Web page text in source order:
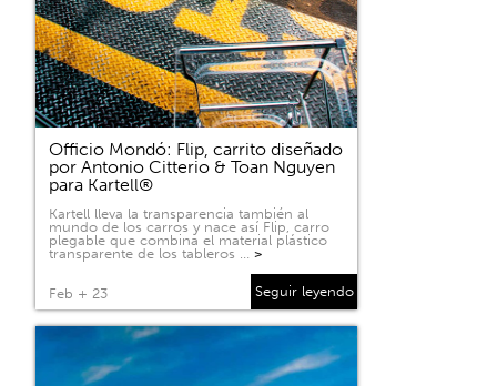
Officio Mondó: Flip, carrito diseñado
por Antonio Citterio & Toan Nguyen
para Kartell®
Kartell lleva la transparencia también al
mundo de los carros y nace así Flip, carro
plegable que combina el material plástico
transparente de los tableros … >
Feb + 23 Seguir leyendo